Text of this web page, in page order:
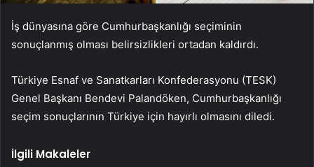
İş dünyasına göre Cumhurbaşkanlığı seçiminin
sonuçlanmış olması belirsizlikleri ortadan kaldırdı.
Türkiye Esnaf ve Sanatkarları Konfederasyonu (TESK)
Genel Başkanı Bendevi Palandöken, Cumhurbaşkanlığı
seçim sonuçlarının Türkiye için hayırlı olmasını diledi.
İlgili Makaleler